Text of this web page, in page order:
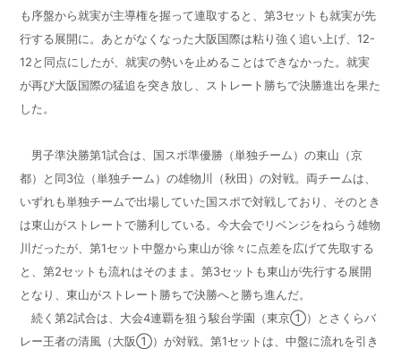
も序盤から就実が主導権を握って連取すると、第3セットも就実が先
行する展開に。 あとがなくなった大阪国際は粘り強く追い上げ 、12-
12と 同点に したが、就実の勢いを止めることはできなかった。 就実
が再び大阪国際の猛追を突き放し、ストレート勝ちで決勝進出を果た
した。
男子準決勝第1試合は、国スポ準優勝（単独チーム）の東山（京
都）と同3位（単独チーム）の雄物川（秋田）の対戦。両チームは、
いずれも単独チームで出場していた国スポで対戦しており、 そのとき
は東山がストレートで勝利している。今大会でリベンジをねらう雄物
川だったが、第1セット中盤から東山が徐々に点差を広げて先取する
と、第2セットも流れはそのまま 。第3セットも東山が先行する展開
となり、東山がストレート勝ちで決勝へと勝ち進んだ。
続く第2試合は、大会4連覇を狙う駿台学園（東京①）とさくらバ
レー王者の清風（大阪①）が対戦。第1セットは、中盤に流れを引き